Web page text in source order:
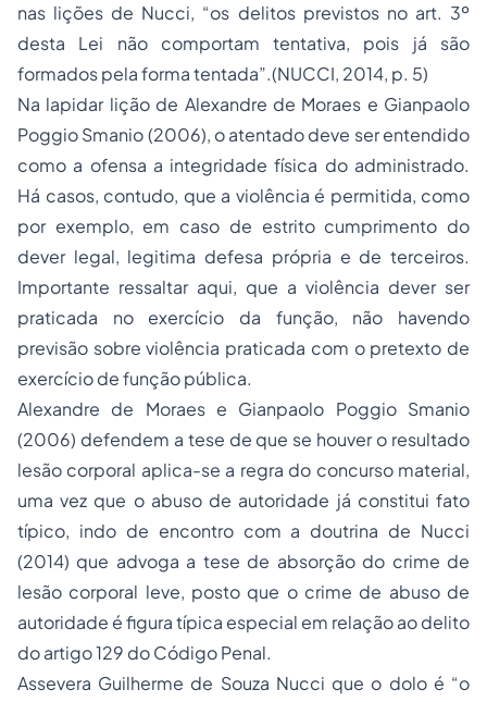
nas lições de Nucci, “os delitos previstos no art. 3º
desta Lei não comportam tentativa, pois já são
formados pela forma tentada”.(NUCCI, 2014, p. 5)
Na lapidar lição de Alexandre de Moraes e Gianpaolo
Poggio Smanio (2006), o atentado deve ser entendido
como a ofensa a integridade física do administrado.
Há casos, contudo, que a violência é permitida, como
por exemplo, em caso de estrito cumprimento do
dever legal, legitima defesa própria e de terceiros.
Importante ressaltar aqui, que a violência dever ser
praticada no exercício da função, não havendo
previsão sobre violência praticada com o pretexto de
exercício de função pública.
Alexandre de Moraes e Gianpaolo Poggio Smanio
(2006) defendem a tese de que se houver o resultado
lesão corporal aplica-se a regra do concurso material,
uma vez que o abuso de autoridade já constitui fato
típico, indo de encontro com a doutrina de Nucci
(2014) que advoga a tese de absorção do crime de
lesão corporal leve, posto que o crime de abuso de
autoridade é figura típica especial em relação ao delito
do artigo 129 do Código Penal.
Assevera Guilherme de Souza Nucci que o dolo é “o